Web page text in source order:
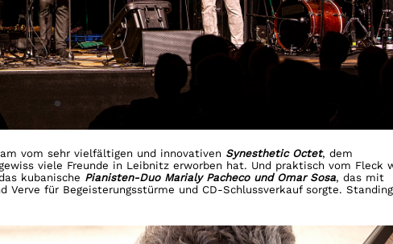
vom sehr vielfältigen und innovativen Synesthetic Octet, dem
viele Freunde in Leibnitz erworben hat. Und praktisch vom Fleck
kubanische Pianisten-Duo Marialy Pacheco und Omar Sosa, das mit
Verve für Begeisterungsstürme und CD-Schlussverkauf sorgte. Standing